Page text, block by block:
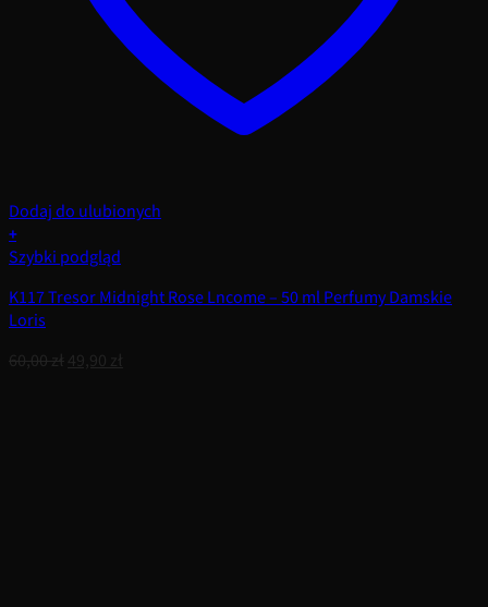
Dodaj do ulubionych
+
Szybki podgląd
K117 Tresor Midnight Rose Lncome – 50 ml Perfumy Damskie
Loris
60,00zł Pierwotna
49,90 zł